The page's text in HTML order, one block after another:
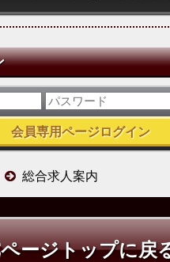
総合求人案内
ページトップに戻